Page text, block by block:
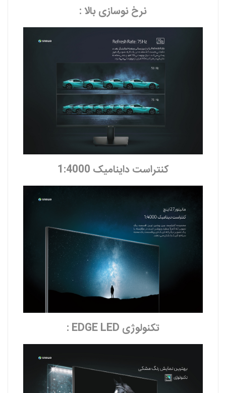
نرخ نوسازی بالا :
کنتراست داینامیک 1:4000
تکنولوژی EDGE LED :